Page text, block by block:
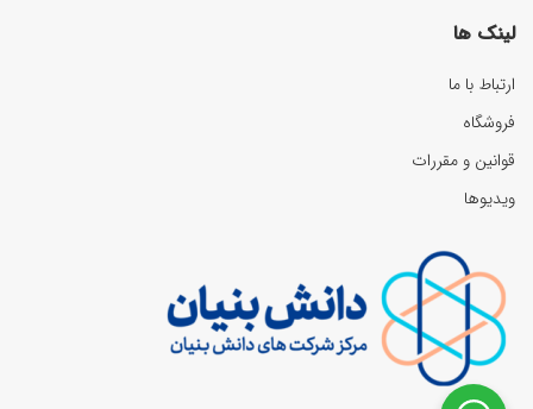
لینک ها
ارتباط با ما
فروشگاه
قوانین و مقررات
ویدیوها